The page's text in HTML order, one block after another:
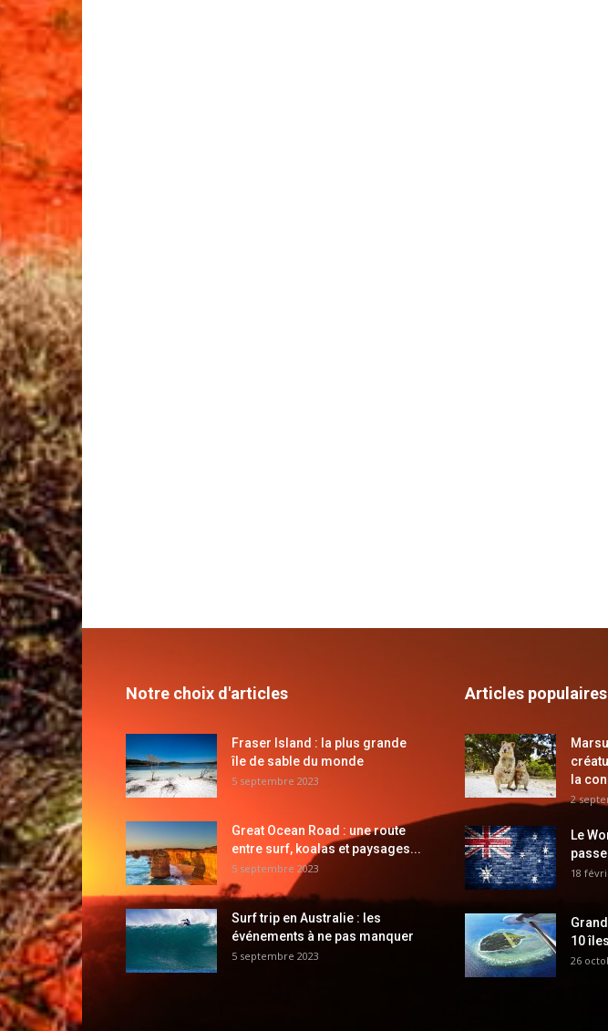
Notre choix d'articles
Fraser Island : la plus grande
île de sable du monde
5 septembre 2023
Great Ocean Road : une route
entre surf, koalas et paysages...
5 septembre 2023
Surf trip en Australie : les
événements à ne pas manquer
5 septembre 2023
Articles populaires
la
2
Le
18
10
26